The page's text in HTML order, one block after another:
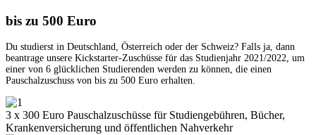
bis zu 500 Euro
Du studierst in Deutschland, Österreich oder der Schweiz? Falls ja, dann
beantrage unsere Kickstarter-Zuschüsse für das Studienjahr 2021/2022, um
einer von 6 glücklichen Studierenden werden zu können, die einen
Pauschalzuschuss von bis zu 500 Euro erhalten.
3 x 300 Euro Pauschalzuschüsse für Studiengebühren, Bücher,
Krankenversicherung und öffentlichen Nahverkehr